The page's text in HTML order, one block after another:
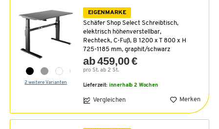
2 weitere Varianten
EIGENMARKE
Schäfer Shop Select Schreibtisch,
elektrisch höhenverstellbar,
Rechteck, C-Fuß, B 1200 x T 800 x H
725-1185 mm, graphit/schwarz
ab 459,00 €
pro St. ab 2 St.
Lieferzeit: innerhalb 2 Wochen
Vergleichen Merken